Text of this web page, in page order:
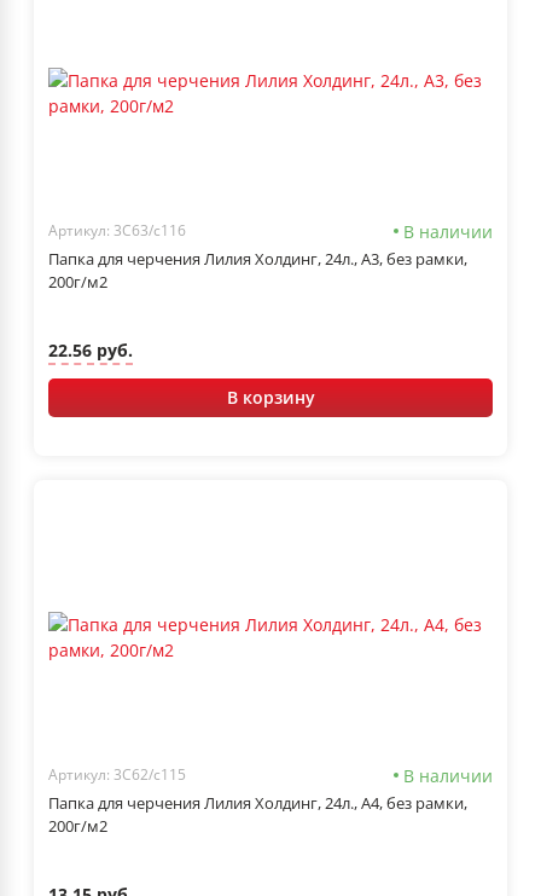
Артикул: 3С63/с116 В наличии
Папка для черчения Лилия Холдинг, 24л., А3, без рамки,
200г/м2
22.56 руб.
В корзину
Артикул: 3С62/с115 В наличии
Папка для черчения Лилия Холдинг, 24л., А4, без рамки,
200г/м2